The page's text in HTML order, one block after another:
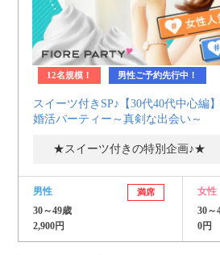
12名規模！ 男性ご予約先行中！
スイーツ付きSP♪【30代40代中心編
婚活パーティー～真剣な出会い～
★スイーツ付きの特別企画♪★
男性 満席
30～49歳
2,900円
女性
30～
0円